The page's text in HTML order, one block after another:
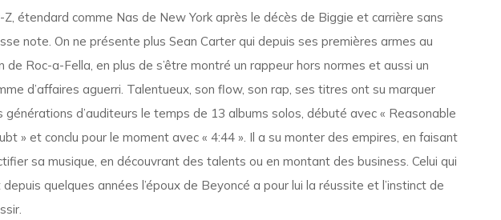
Z, étendard comme Nas de New York après le décès de Biggie et carrière sans
note. On ne présente plus Sean Carter qui depuis ses premières armes au
de Roc-a-Fella, en plus de s’être montré un rappeur hors normes et aussi un
d’affaires aguerri. Talentueux, son flow, son rap, ses titres ont su marquer
générations d’auditeurs le temps de 13 albums solos, débuté avec « Reasonable
» et conclu pour le moment avec « 4:44 ». Il a su monter des empires, en faisant
sa musique, en découvrant des talents ou en montant des business. Celui qui
quelques années l’époux de Beyoncé a pour lui la réussite et l’instinct de